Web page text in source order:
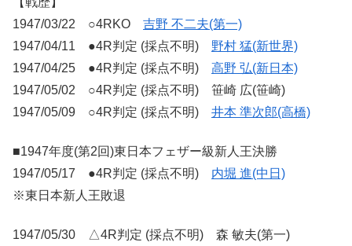
1947/03/22 ○4RKO 吉野 不二夫(第一)
1947/04/11 ●4R判定 (採点不明) 野村 猛(新世界)
1947/04/25 ●4R判定 (採点不明) 高野 弘(新日本)
1947/05/02 ○4R判定 (採点不明) 笹崎 広(笹崎)
1947/05/09 ○4R判定 (採点不明) 井本 準次郎(高橋)
■1947年度(第2回)東日本フェザー級新人王決勝
1947/05/17 ●4R判定 (採点不明) 内堀 進(中日)
※東日本新人王敗退
1947/05/30 △4R判定 (採点不明) 森 敏夫(第一)